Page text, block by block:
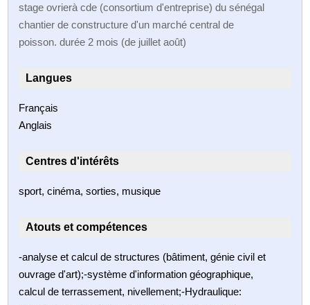
stage ovrierà cde (consortium d'entreprise) du sénégal
chantier de constructure d'un marché central de
poisson. durée 2 mois (de juillet août)
Langues
Français
Anglais
Centres d'intérêts
sport, cinéma, sorties, musique
Atouts et compétences
-analyse et calcul de structures (bâtiment, génie civil et
ouvrage d'art);-système d'information géographique,
calcul de terrassement, nivellement;-Hydraulique: